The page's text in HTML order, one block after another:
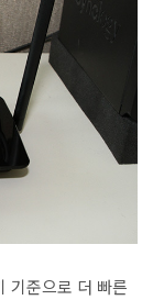
기준으로 더 빠른